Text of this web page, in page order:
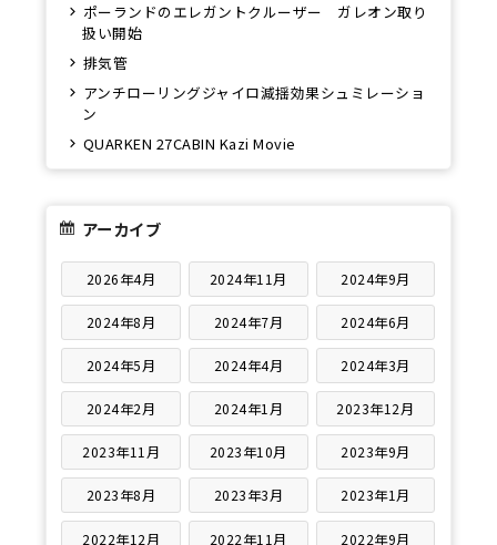
ポーランドのエレガントクルーザー ガレオン取り
扱い開始
排気管
アンチローリングジャイロ減揺効果シュミレーショ
ン
QUARKEN 27CABIN Kazi Movie
アーカイブ
2026年4月 2024年11月 2024年9月
2024年8月 2024年7月 2024年6月
2024年5月 2024年4月 2024年3月
2024年2月 2024年1月 2023年12月
2023年11月 2023年10月 2023年9月
2023年8月 2023年3月 2023年1月
2022年12月 2022年11月 2022年9月